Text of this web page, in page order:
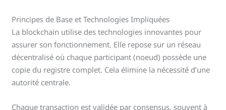
Principes de Base et Technologies Impliquées
La blockchain utilise des technologies innovantes pour
assurer son fonctionnement. Elle repose sur un réseau
décentralisé où chaque participant (noeud) possède une
copie du registre complet. Cela élimine la nécessité d’une
autorité centrale.
Chaque transaction est validée par consensus, souvent à